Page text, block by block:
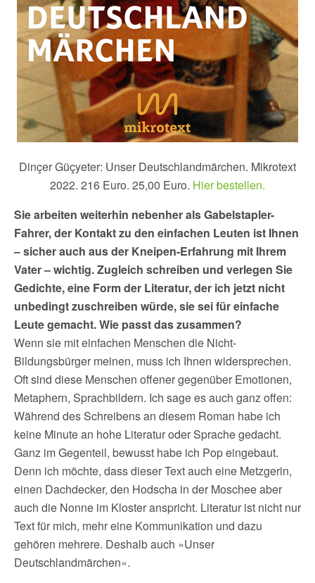
Dinçer Güçyeter: Unser Deutschlandmärchen. Mikrotext
2022. 216 Euro. 25,00 Euro. Hier bestellen.
Sie arbeiten weiterhin nebenher als Gabelstapler-
Fahrer, der Kontakt zu den einfachen Leuten ist Ihnen
– sicher auch aus der Kneipen-Erfahrung mit Ihrem
Vater – wichtig. Zugleich schreiben und verlegen Sie
Gedichte, eine Form der Literatur, der ich jetzt nicht
unbedingt zuschreiben würde, sie sei für einfache
Leute gemacht. Wie passt das zusammen?
Wenn sie mit einfachen Menschen die Nicht-
Bildungsbürger meinen, muss ich Ihnen widersprechen.
Oft sind diese Menschen offener gegenüber Emotionen,
Metaphern, Sprachbildern. Ich sage es auch ganz offen:
Während des Schreibens an diesem Roman habe ich
keine Minute an hohe Literatur oder Sprache gedacht.
Ganz im Gegenteil, bewusst habe ich Pop eingebaut.
Denn ich möchte, dass dieser Text auch eine Metzgerin,
einen Dachdecker, den Hodscha in der Moschee aber
auch die Nonne im Kloster anspricht. Literatur ist nicht nur
Text für mich, mehr eine Kommunikation und dazu
gehören mehrere. Deshalb auch »Unser
Deutschlandmärchen«.